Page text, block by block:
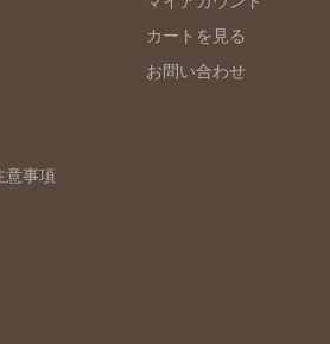
意事項
カートを見る
お問い合わせ